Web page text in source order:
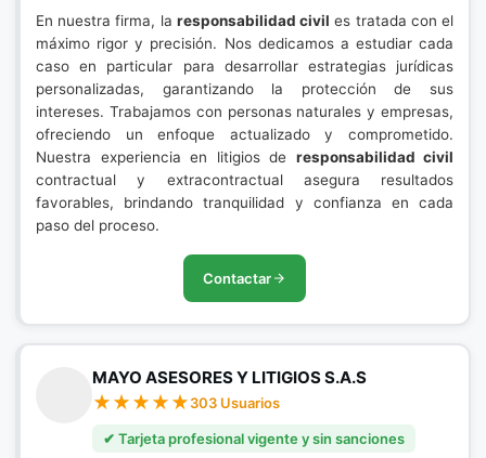
En nuestra firma, la responsabilidad civil es tratada con el
máximo rigor y precisión. Nos dedicamos a estudiar cada
caso en particular para desarrollar estrategias jurídicas
personalizadas, garantizando la protección de sus
intereses. Trabajamos con personas naturales y empresas,
ofreciendo un enfoque actualizado y comprometido.
Nuestra experiencia en litigios de responsabilidad civil
contractual y extracontractual asegura resultados
favorables, brindando tranquilidad y confianza en cada
paso del proceso.
Contactar
MAYO ASESORES Y LITIGIOS S.A.S
303 Usuarios
✔ Tarjeta profesional vigente y sin sanciones